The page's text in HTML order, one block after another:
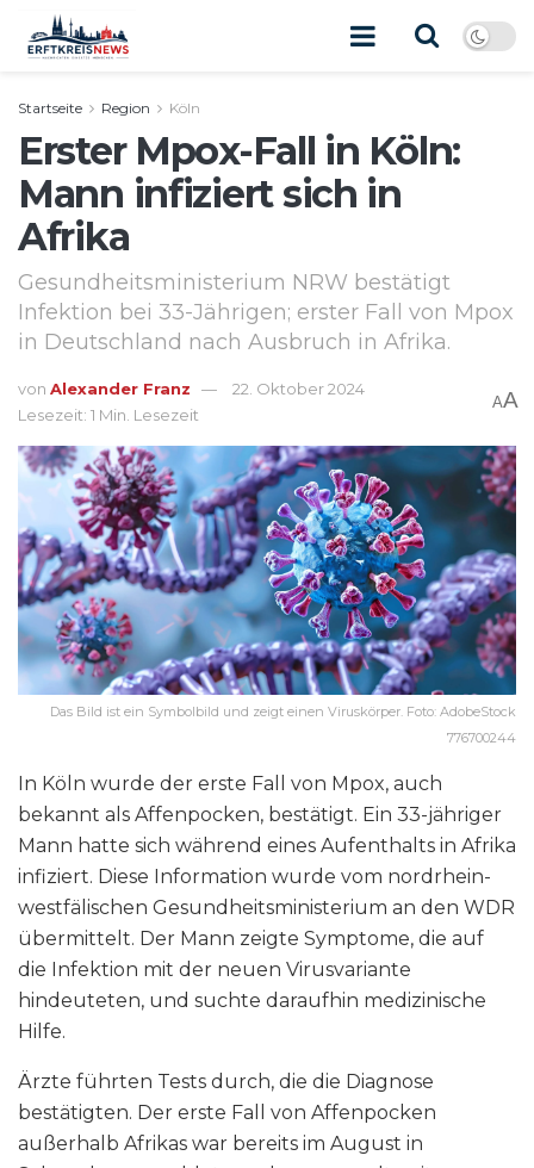
Startseite Region Köln
Erster Mpox-Fall in Köln:
Mann infiziert sich in
Afrika
Gesundheitsministerium NRW bestätigt
Infektion bei 33-Jährigen; erster Fall von Mpox
in Deutschland nach Ausbruch in Afrika.
von Alexander Franz
22. Oktober 2024
Lesezeit: 1 Min. Lesezeit
AA
Das Bild ist ein Symbolbild und zeigt einen Viruskörper. Foto: AdobeStock
776700244
In Köln wurde der erste Fall von Mpox, auch
bekannt als Affenpocken, bestätigt. Ein 33-jähriger
Mann hatte sich während eines Aufenthalts in Afrika
infiziert. Diese Information wurde vom nordrhein-
westfälischen Gesundheitsministerium an den WDR
übermittelt. Der Mann zeigte Symptome, die auf
die Infektion mit der neuen Virusvariante
hindeuteten, und suchte daraufhin medizinische
Hilfe.
Ärzte führten Tests durch, die die Diagnose
bestätigten. Der erste Fall von Affenpocken
außerhalb Afrikas war bereits im August in